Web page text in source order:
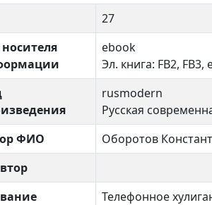
27
ebook
Эл. книга: FB2, FB3,
rusmodern
Русская
ФИО
Оборотов
Телефонное